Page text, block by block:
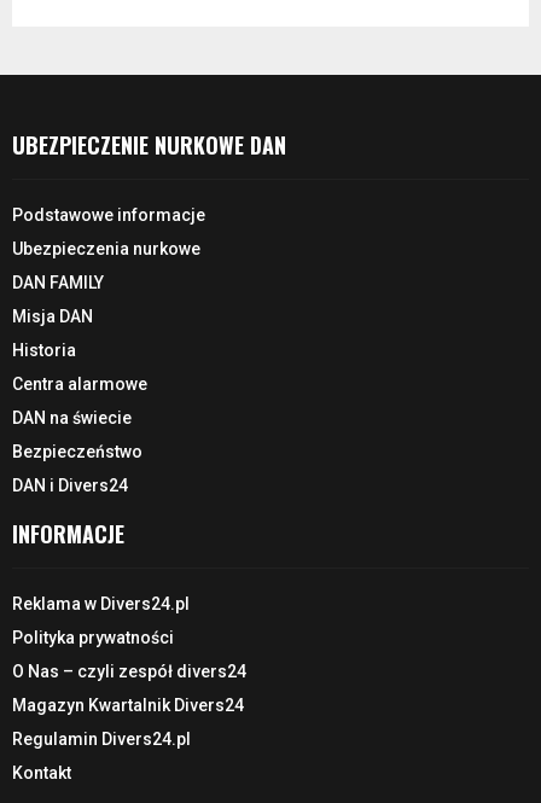
UBEZPIECZENIE NURKOWE DAN
Podstawowe informacje
Ubezpieczenia nurkowe
DAN FAMILY
Misja DAN
Historia
Centra alarmowe
DAN na świecie
Bezpieczeństwo
DAN i Divers24
INFORMACJE
Reklama w Divers24.pl
Polityka prywatności
O Nas – czyli zespół divers24
Magazyn Kwartalnik Divers24
Regulamin Divers24.pl
Kontakt